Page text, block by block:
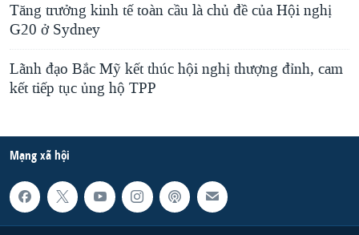
Tăng trưởng kinh tế toàn cầu là chủ đề của Hội nghị
G20 ở Sydney
Lãnh đạo Bắc Mỹ kết thúc hội nghị thượng đỉnh, cam
kết tiếp tục ủng hộ TPP
Mạng xã hội